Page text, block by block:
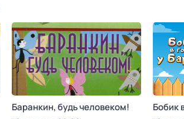
Баранкин, будь человеком! Бобик